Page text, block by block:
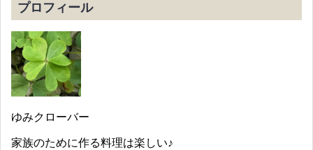
プロフィール
ゆみクローバー
家族のために作る料理は楽しい♪